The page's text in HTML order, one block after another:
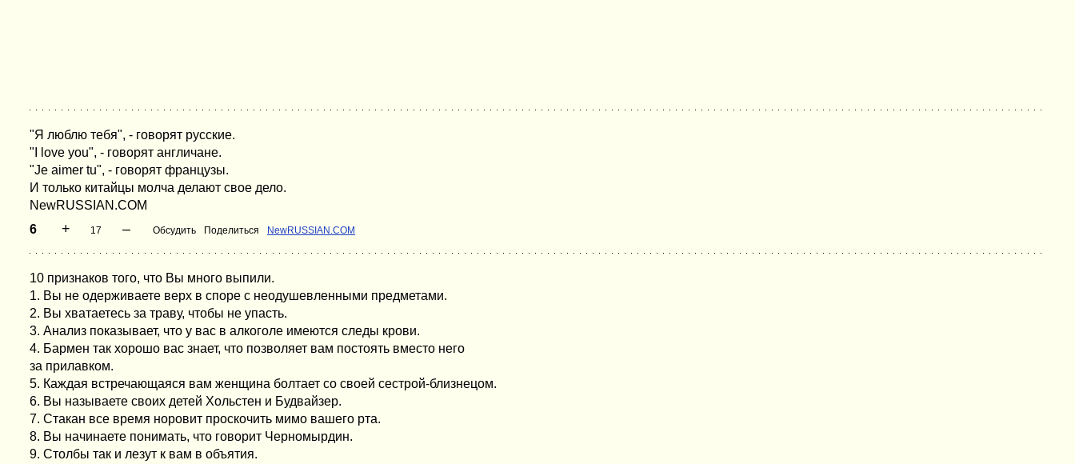
"Я люблю тебя", - говорят русские.
"I love you", - говорят англичане.
"Je aimer tu", - говорят французы.
И только китайцы молча делают свое дело.
NewRUSSIAN.COM
6
+ 17 – Обсудить Поделиться NewRUSSIAN.COM
10 признаков того, что Вы много выпили.
1. Вы не одерживаете верх в споре с неодушевленными предметами.
2. Вы хватаетесь за траву, чтобы не упасть.
3. Анализ показывает, что у вас в алкоголе имеются следы крови.
4. Бармен так хорошо вас знает, что позволяет вам постоять вместо него
за прилавком.
5. Каждая встречающаяся вам женщина болтает со своей сестрой-близнецом.
6. Вы называете своих детей Хольстен и Будвайзер.
7. Стакан все время норовит проскочить мимо вашего рта.
8. Вы начинаете понимать, что говорит Черномырдин.
9. Столбы так и лезут к вам в объятия.